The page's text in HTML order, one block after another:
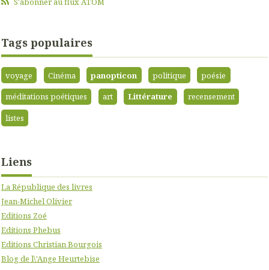
Tags populaires
voyage Cinéma panopticon politique
poésie
méditations poétiques
art Littérature
recensement
listes
Liens
La République des livres
Jean-Michel Olivier
Editions Zoé
Editions Phebus
Editions Christian Bourgois
Blog de l\'Ange Heurtebise